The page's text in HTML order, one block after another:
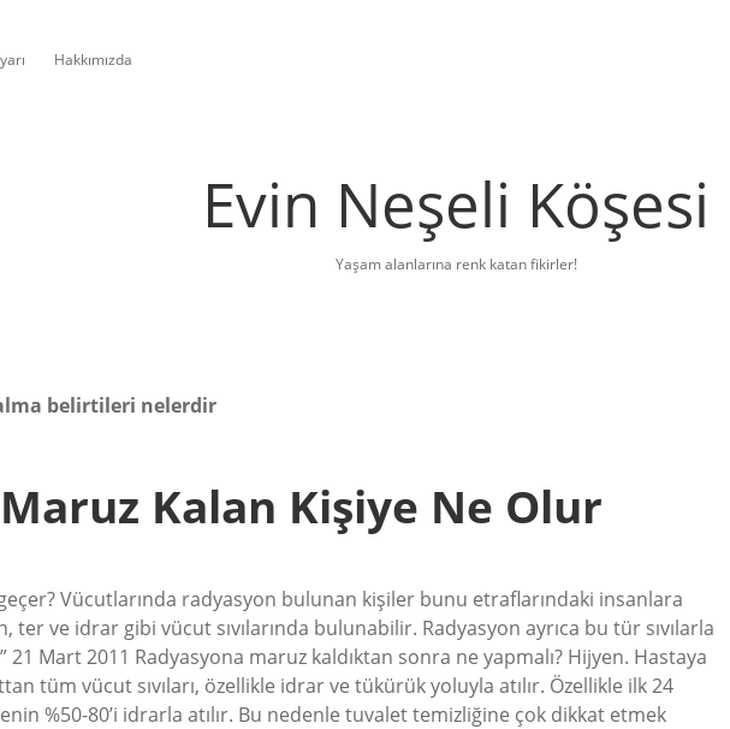
Hakkımızda
Evin Neşeli Köşesi
Yaşam alanlarına renk katan fikirler!
belirtileri nelerdir
Kalan Kişiye Ne Olur
Vücutlarında radyasyon bulunan kişiler bunu etraflarındaki insanlara
ter ve idrar gibi vücut sıvılarında bulunabilir. Radyasyon ayrıca bu tür sıvılarla
Mart 2011 Radyasyona maruz kaldıktan sonra ne yapmalı? Hijyen. Hastaya
tüm vücut sıvıları, özellikle idrar ve tükürük yoluyla atılır. Özellikle ilk 24
%50-80’i idrarla atılır. Bu nedenle tuvalet temizliğine çok dikkat etmek